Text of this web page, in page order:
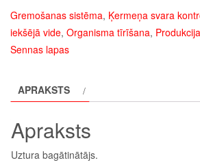
Gremošanas sistēma, Ķermeņa svara
iekšējā vide, Organisma tīrīšana, Produkcija
Sennas lapas
APRAKSTS
Apraksts
Uztura bagātinātājs.